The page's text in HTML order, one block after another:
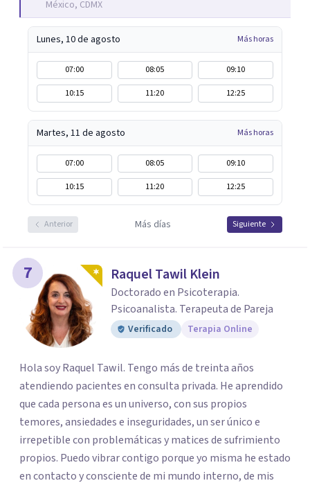
México, CDMX
Lunes, 10 de agosto Más horas
07:00 08:05
09:10
10:15
11:20 12:25
Martes, 11 de agosto Más horas
07:00 08:05
09:10
10:15
11:20 12:25
Anterior Más días Siguiente
7 Raquel Tawil Klein
Doctorado en Psicoterapia.
Psicoanalista. Terapeuta de Pareja
Verificado Terapia Online
Hola soy Raquel Tawil. Tengo más de treinta años
atendiendo pacientes en consulta privada. He aprendido
que cada persona es un universo, con sus propios
temores, ansiedades e inseguridades, un ser único e
irrepetible con problemáticas y matices de sufrimiento
propios. Puedo vibrar contigo porque yo misma he estado
en contacto y consciente de mi mundo interno, de mis